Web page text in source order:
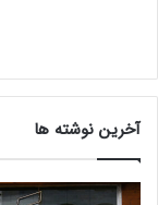
آخرین نوشته ها